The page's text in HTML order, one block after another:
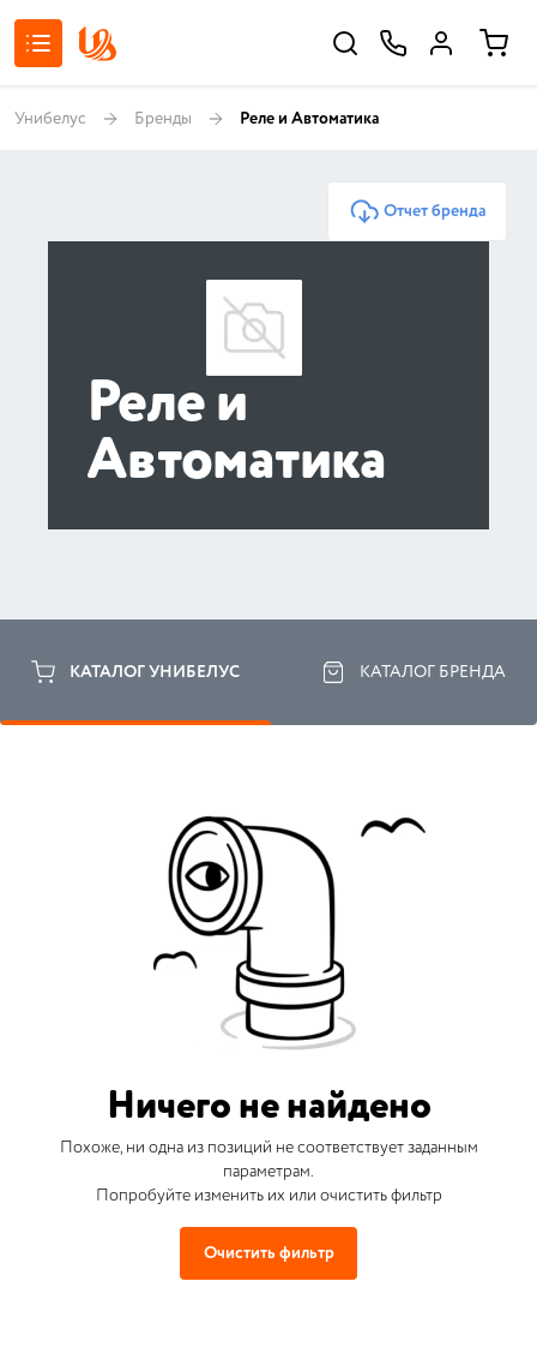
Унибелус Бренды Реле и Автоматика
Отчет бренда
Реле и
Автоматика
КАТАЛОГ УНИБЕЛУС КАТАЛОГ БРЕНДА
Ничего не найдено
Похоже, ни одна из позиций не соответствует заданным
параметрам.
Попробуйте изменить их или очистить фильтр
Очистить фильтр